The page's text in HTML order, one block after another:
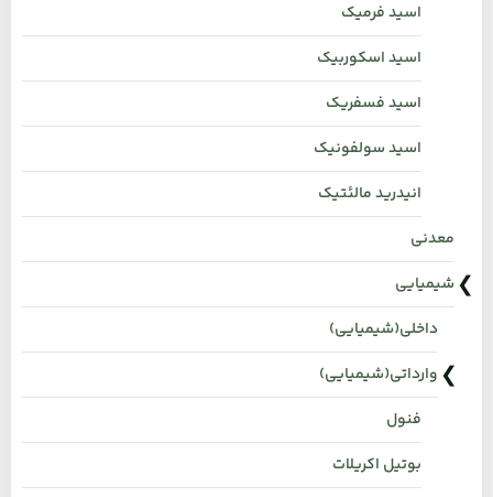
اسید فرمیک
اسید اسکوربیک
اسید فسفریک
اسید سولفونیک
انیدرید مالئتیک
معدنی
شیمیایی
داخلی(شیمیایی)
وارداتی(شیمیایی)
فنول
بوتیل اکریلات